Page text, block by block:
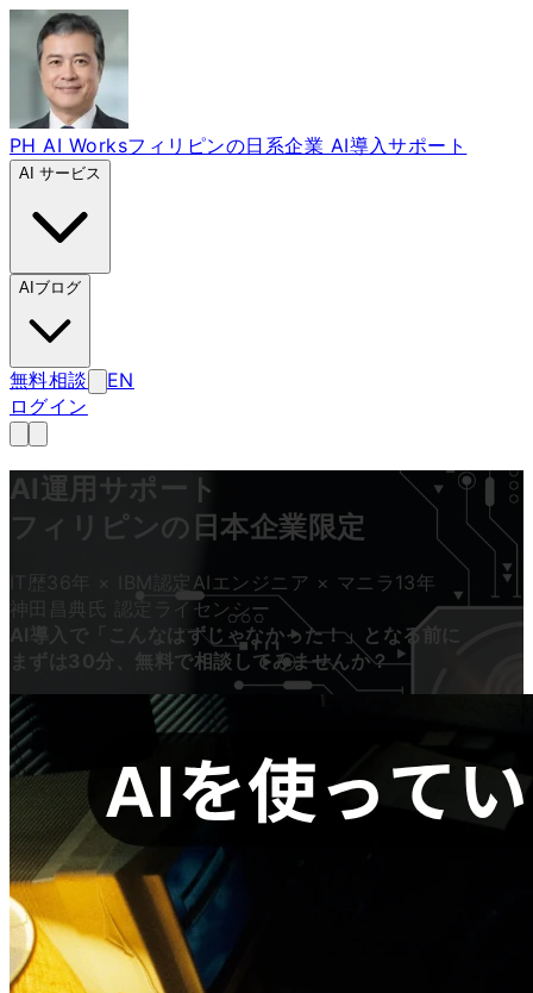
PH AI Worksフィリピンの日系企業 AI導入サポート
AI サービス
AIブログ
無料相談
EN
ログイン
AI運用サポート
フィリピンの日本企業限定
IT歴 36 年 × IBM認定AIエンジニア × マニラ 13年
神田昌典氏 認定ライセンシー
AI導入で「こんなはずじゃなかった！」となる前に
まずは30分、無料で相談してみませんか？